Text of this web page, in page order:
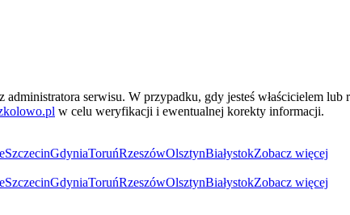
serwisu. W przypadku, gdy jesteś właścicielem
w celu weryfikacji i ewentualnej korekty informacji.
SzczecinGdyniaToruńRzeszówOlsztynBiałystokZobacz więcej
SzczecinGdyniaToruńRzeszówOlsztynBiałystokZobacz więcej